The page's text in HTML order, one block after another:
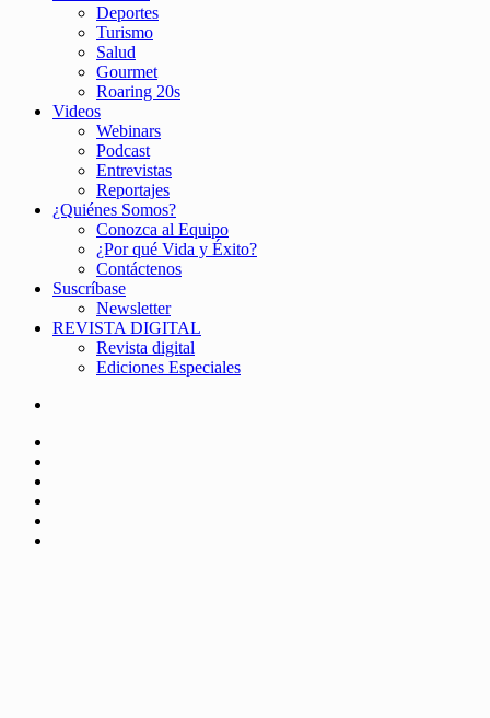
Deportes
Turismo
Salud
Gourmet
Roaring 20s
Videos
Webinars
Podcast
Entrevistas
Reportajes
¿Quiénes Somos?
Conozca al Equipo
¿Por qué Vida y Éxito?
Contáctenos
Suscríbase
Newsletter
REVISTA DIGITAL
Revista digital
Ediciones Especiales